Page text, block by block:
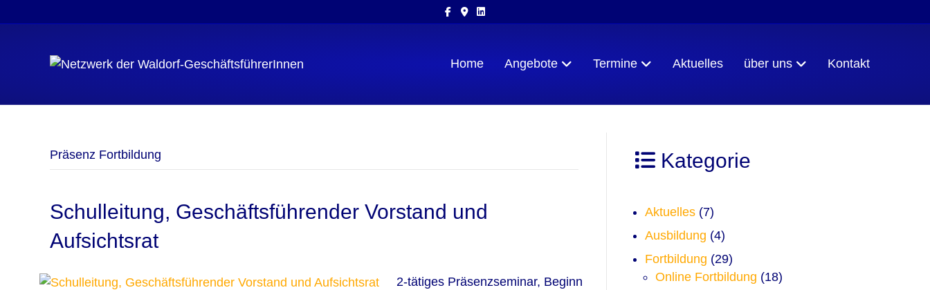
FacebookGoogle-maps
Linkedin
Home Angebote Termine Aktuelles über uns Kontakt
Präsenz Fortbildung
Schulleitung, Geschäftsführender Vorstand und
Aufsichtsrat
2-tätiges Präsenzseminar, Beginn
Kategorie
Aktuelles (7)
Ausbildung (4)
Fortbildung (29)
Online Fortbildung (18)